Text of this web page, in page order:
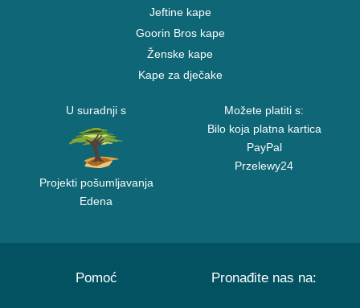
Jeftine kape
Goorin Bros kape
Ženske kape
Kape za dječake
U suradnji s
Projekti pošumljavanja
Edena
Možete platiti s:
Bilo koja platna kartica
PayPal
Przelewy24
Pomoć Pronađite nas na: